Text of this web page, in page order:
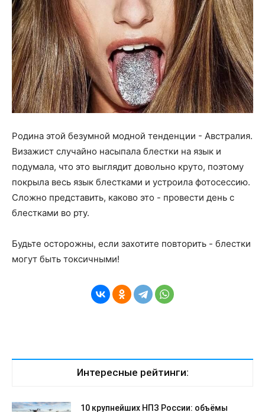
Родина этой безумной модной тенденции - Австралия.
Визажист случайно насыпала блестки на язык и
подумала, что это выглядит довольно круто, поэтому
покрыла весь язык блестками и устроила фотосессию.
Сложно представить, каково это - провести день с
блестками во рту.
Будьте осторожны, если захотите повторить - блестки
могут быть токсичными!
Интересные рейтинги:
10 крупнейших НПЗ России: объёмы